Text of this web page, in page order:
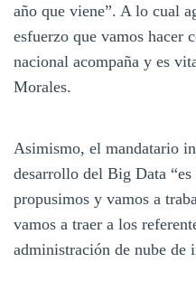
año que viene”. A lo cual
esfuerzo que vamos hacer
nacional acompaña y es
Morales.
Asimismo, el mandatario
desarrollo del Big Data
propusimos y vamos a
vamos a traer a los
administración de nube de